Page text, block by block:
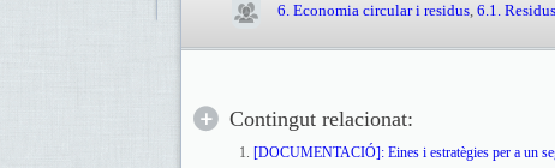
6. Economia circular i residus, 6.1. Residus
Contingut relacionat:
[DOCUMENTACIÓ]: Eines i estratègies per a un